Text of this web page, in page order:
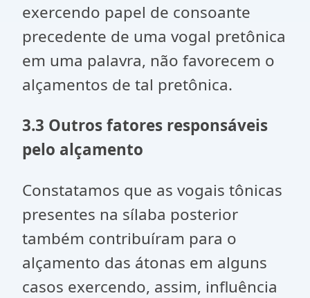
exercendo papel de consoante
precedente de uma vogal pretônica
em uma palavra, não favorecem o
alçamentos de tal pretônica.
3.3 Outros fatores responsáveis
pelo alçamento
Constatamos que as vogais tônicas
presentes na sílaba posterior
também contribuíram para o
alçamento das átonas em alguns
casos exercendo, assim, influência